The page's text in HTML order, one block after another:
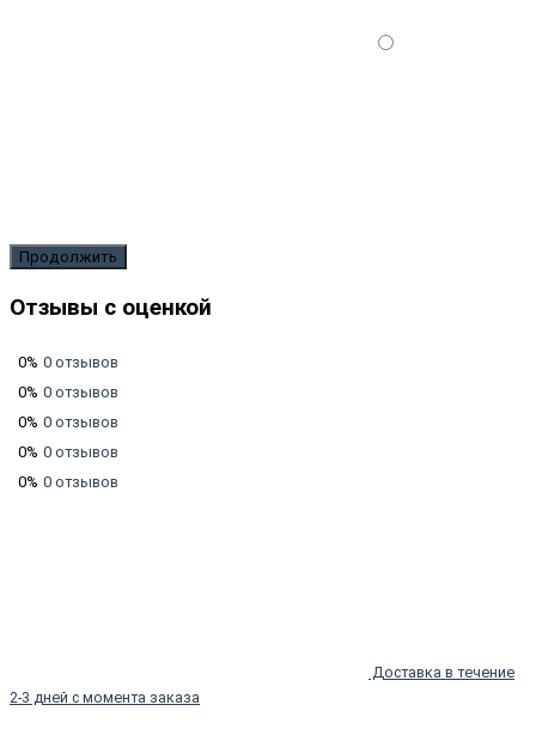
Продолжить
Отзывы с оценкой
0% 0 отзывов
0% 0 отзывов
0% 0 отзывов
0% 0 отзывов
0% 0 отзывов
Доставка в течение
2-3 дней с момента заказа